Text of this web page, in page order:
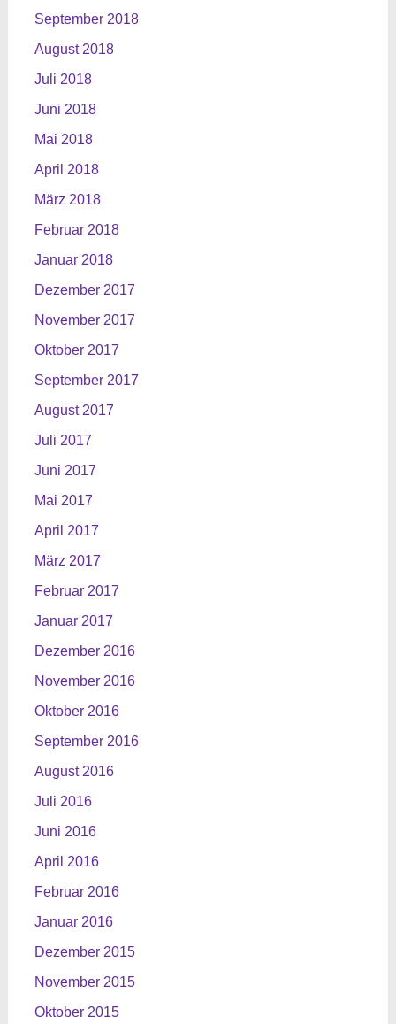
September 2018
August 2018
Juli 2018
Juni 2018
Mai 2018
April 2018
März 2018
Februar 2018
Januar 2018
Dezember 2017
November 2017
Oktober 2017
September 2017
August 2017
Juli 2017
Juni 2017
Mai 2017
April 2017
März 2017
Februar 2017
Januar 2017
Dezember 2016
November 2016
Oktober 2016
September 2016
August 2016
Juli 2016
Juni 2016
April 2016
Februar 2016
Januar 2016
Dezember 2015
November 2015
Oktober 2015